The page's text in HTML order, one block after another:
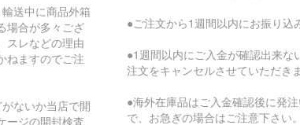
送中に商品外箱
場合が多々ござ
スレなどの理由
ねますのでご注
ないか当店で開
ージの開封検査
●ご注文から1週間以内にお振り込
●1週間以内にご入金が確認出来な
注文をキャンセルさせていただきま
●海外在庫品はご入金確認後に発
で、お急ぎの場合はご注意下さい。